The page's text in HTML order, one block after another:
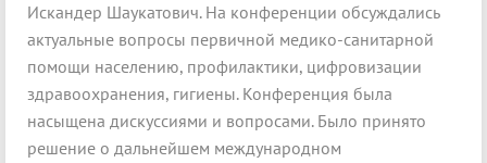
Искандер Шаукатович. На конференции обсуждались
актуальные вопросы первичной медико-санитарной
помощи населению, профилактики, цифровизации
здравоохранения, гигиены. Конференция была
насыщена дискуссиями и вопросами. Было принято
решение о дальнейшем международном